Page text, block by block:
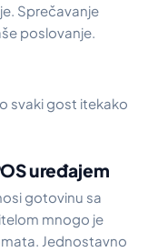
Sprečavanje
poslovanje.
svaki gost itekako
uređajem
gotovinu sa
mnogo je
Jednostavno